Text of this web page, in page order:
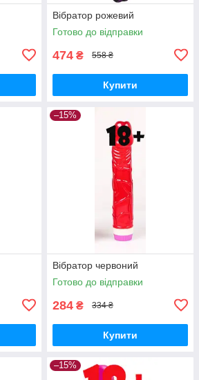
Вібратор рожевий
Готово до відправки
474 ₴ 558 ₴
Купити
–15%
Вібратор червоний
Готово до відправки
284 ₴ 334 ₴
Купити
–15%